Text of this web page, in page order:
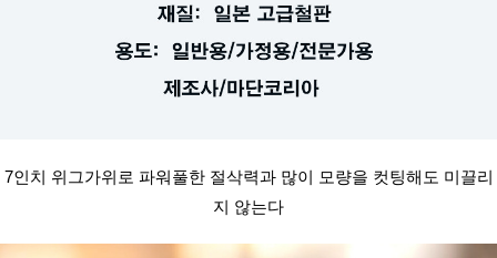
7인치 위그가위로 파워풀한 절삭력과 많이 모량을 컷팅해도 미끌리
지 않는다